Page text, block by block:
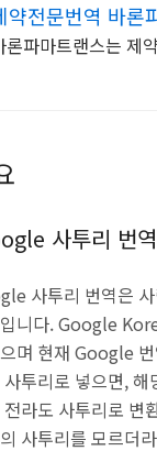
약전문번역 바론
론파마트랜스는 제
사투리 번
사투리 번역은
니다.Google
며 현재 Google
사투리로 넣으면,
전라도 사투리로 변
사투리를 모르더